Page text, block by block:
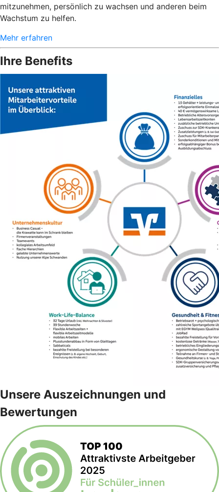
mitzunehmen, persönlich zu wachsen und anderen beim
Wachstum zu helfen.
Mehr erfahren
Ihre Benefits
Unsere Auszeichnungen und
Bewertungen